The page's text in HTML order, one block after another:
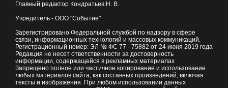
Главный редактор Кондратьев Н. В.
Учредитель - ООО "Событие"
Зарегистрировано Федеральной службой по надзору в сфере
связи, информационных технологий и массовых коммуникаций.
Регистрационный номер: ЭЛ № ФС 77 - 75882 от 24 июня 2019 года
Редакция не несет ответственности за достоверность
информации, содержащейся в рекламных материалах
Запрещено полное или частичное копирование и использование
любых материалов сайта, как составных произведений, включая
тексты и изображения. При любом использовании данных